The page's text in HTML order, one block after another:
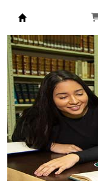
Biblioteca